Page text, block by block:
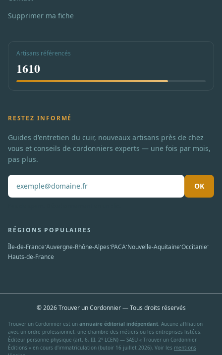
Supprimer ma fiche
Artisans référencés
1610
RESTEZ INFORMÉ
Guides d'entretien du cuir, nouveaux artisans près de chez
vous et conseils de cordonniers experts — une fois par mois,
pas plus.
OK
RÉGIONS POPULAIRES
Île-de-France·Auvergne-Rhône-Alpes·PACA·Nouvelle-Aquitaine·Occitanie·
Hauts-de-France
© 2026 Trouver un Cordonnier — Tous droits réservés
Trouver un Cordonnier est un annuaire éditorial indépendant. Aucune affiliation
avec un ordre professionnel, une chambre des métiers ou les entreprises listées.
Éditeur personne physique (art. 6, III, 2° LCEN) — SASU « Trouver un Cordonnier
Éditions » en cours d'immatriculation (butoir 16 juillet 2026). Voir les mentions